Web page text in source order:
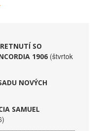
SO
1906 (štvrtok
NOVÝCH
SAMUEL